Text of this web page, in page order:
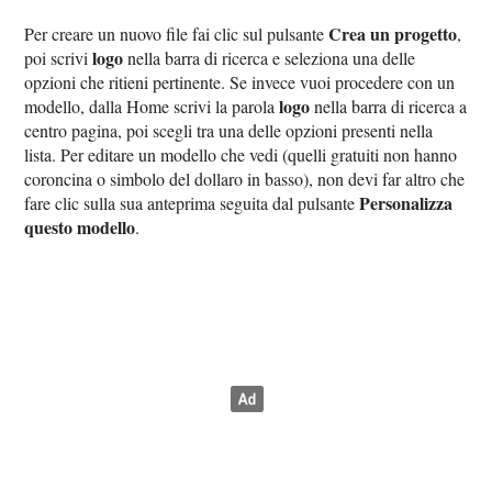
Per creare un nuovo file fai clic sul pulsanteCrea un progetto,
poi scrivilogonella barra di ricerca e seleziona una delle
opzioni che ritieni pertinente. Se invece vuoi procedere con un
modello, dalla Home scrivi la parolalogonella barra di ricerca a
centro pagina, poi scegli tra una delle opzioni presenti nella
lista. Per editare un modello che vedi (quelli gratuiti non hanno
coroncina o simbolo del dollaro in basso), non devi far altro che
fare clic sulla sua anteprima seguita dal pulsantePersonalizza
questo modello.